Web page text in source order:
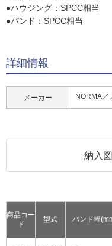
●ハウジング：SPCC相当
●バンド：SPCC相当
詳細情報
メーカー NORMA／
納入
商品コー
ド
型式 バンド幅